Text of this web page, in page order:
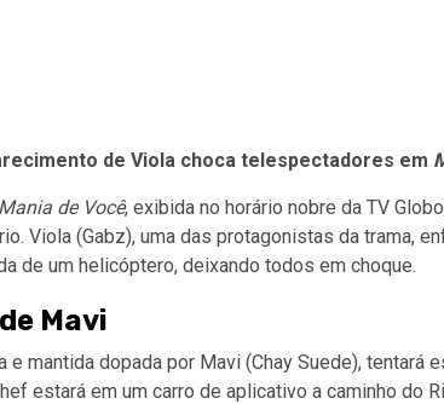
de Viola choca telespectadores em
Mania de Você, exibida no horário nobre da TV
Viola (Gabz), uma das protagonistas da trama,
de um helicóptero, deixando todos em choque.
Mavi
mantida dopada por Mavi (Chay Suede), tentará
estará em um carro de aplicativo a caminho do